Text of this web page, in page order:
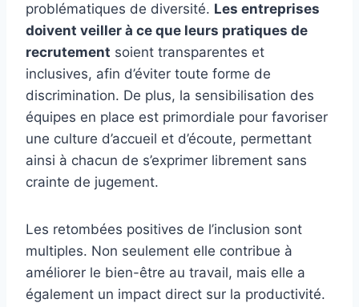
problématiques de diversité. Les entreprises
doivent veiller à ce que leurs pratiques de
recrutement soient transparentes et
inclusives, afin d’éviter toute forme de
discrimination. De plus, la sensibilisation des
équipes en place est primordiale pour favoriser
une culture d’accueil et d’écoute, permettant
ainsi à chacun de s’exprimer librement sans
crainte de jugement.
Les retombées positives de l’inclusion sont
multiples. Non seulement elle contribue à
améliorer le bien-être au travail, mais elle a
également un impact direct sur la productivité.